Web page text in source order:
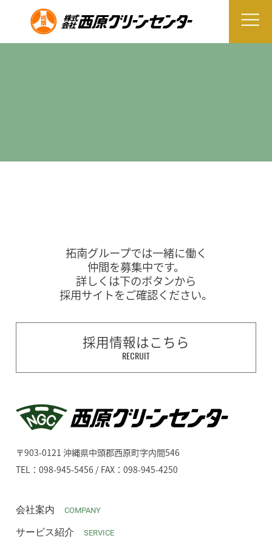
拓南グループでは一緒に働く
仲間を募集中です。
詳しくは下のボタンから
採用サイトをご確認ください。
採用情報はこちら
RECRUIT
〒903-0121 沖縄県中頭郡西原町字内間546
TEL：098-945-5456 / FAX：098-945-4250
会社案内 COMPANY
サービス紹介 SERVICE